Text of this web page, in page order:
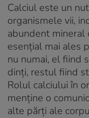
Calciul este un
organismele vii,
abundent mineral
esențial mai ales
nu numai, el fiind
dinți, restul fiind
Rolul calciului în
menține o
alte părți ale